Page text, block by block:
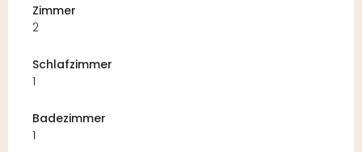
Zimmer
2
Schlafzimmer
1
Badezimmer
1